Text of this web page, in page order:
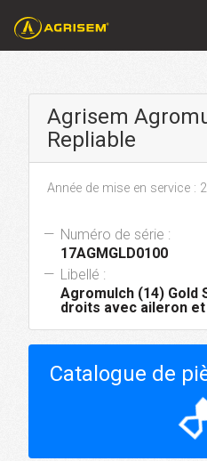
Agrisem
Repliable
Année de mise en service :
Numéro de série :
17AGMGLD0100
Libellé :
Agromulch (14) Gold
droits avec aileron et
Catalogue de